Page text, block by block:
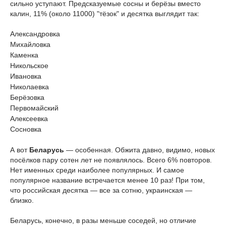
сильно уступают. Предсказуемые сосны и берёзы вместо
калин, 11% (около 11000) "тёзок" и десятка выглядит так:
Александровка
Михайловка
Каменка
Никольское
Ивановка
Николаевка
Берёзовка
Первомайский
Алексеевка
Сосновка
А вот Беларусь — особенная. Обжита давно, видимо, новых
посёлков пару сотен лет не появлялось. Всего 6% повторов.
Нет именных среди наиболее популярных. И самое
популярное название встречается менее 10 раз! При том,
что российская десятка — все за сотню, украинская —
близко.
Беларусь, конечно, в разы меньше соседей, но отличие